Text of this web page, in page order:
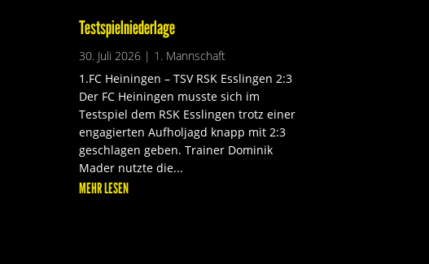
Testspielniederlage
30. Juli 2026 | 1. Mannschaft
1.FC Heiningen – TSV RSK Esslingen 2:3
Der FC Heiningen musste sich im
Testspiel dem RSK Esslingen trotz einer
engagierten Aufholjagd knapp mit 2:3
geschlagen geben. Trainer Dominik
Mader nutzte die...
MEHR LESEN